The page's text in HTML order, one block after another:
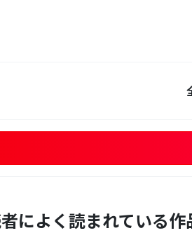
によく読まれている作